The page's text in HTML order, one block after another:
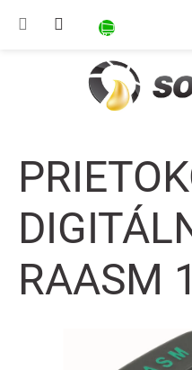
NÁKUPNÝ
RAASM